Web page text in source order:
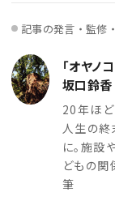
記事の発言・監修
「オヤノ
坂口鈴香
20年ほど
人生の終
に。施設
どもの関
筆